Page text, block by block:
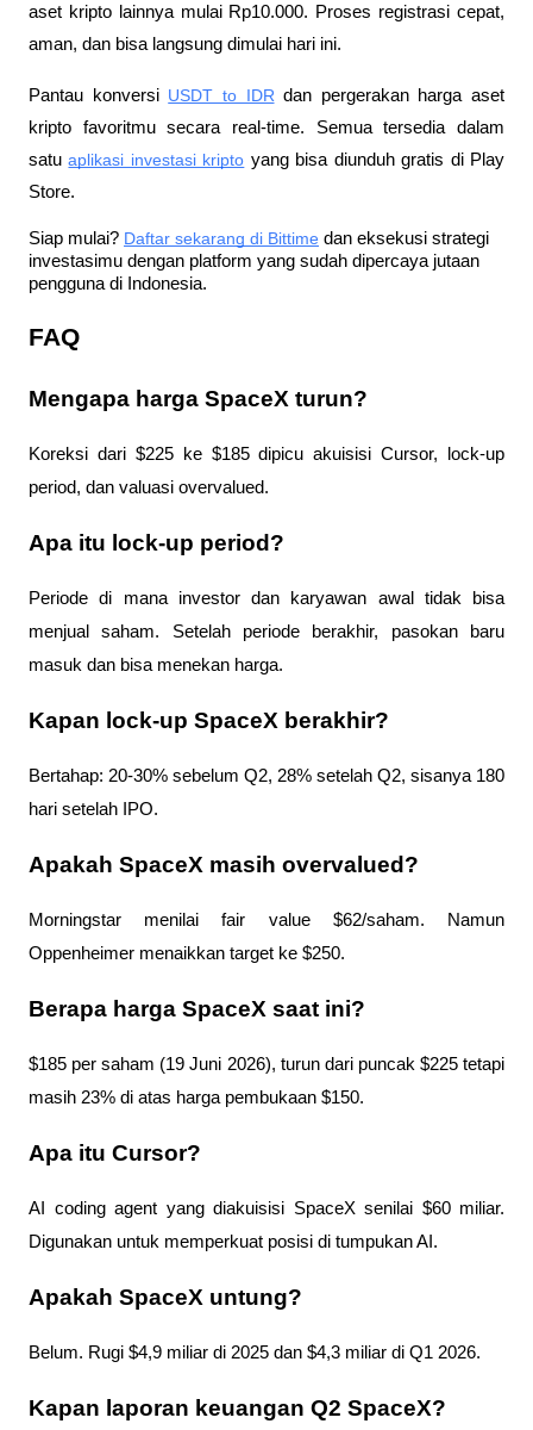
aset kripto lainnya mulai Rp10.000. Proses registrasi cepat,
aman, dan bisa langsung dimulai hari ini.
Pantau konversi USDT to IDR dan pergerakan harga aset
kripto favoritmu secara real-time. Semua tersedia dalam
satu aplikasi investasi kripto yang bisa diunduh gratis di Play
Store.
Siap mulai? Daftar sekarang di Bittime dan eksekusi strategi
investasimu dengan platform yang sudah dipercaya jutaan
pengguna di Indonesia.
FAQ
Mengapa harga SpaceX turun?
Koreksi dari $225 ke $185 dipicu akuisisi Cursor, lock-up
period, dan valuasi overvalued.
Apa itu lock-up period?
Periode di mana investor dan karyawan awal tidak bisa
menjual saham. Setelah periode berakhir, pasokan baru
masuk dan bisa menekan harga.
Kapan lock-up SpaceX berakhir?
Bertahap: 20-30% sebelum Q2, 28% setelah Q2, sisanya 180
hari setelah IPO.
Apakah SpaceX masih overvalued?
Morningstar menilai fair value $62/saham. Namun
Oppenheimer menaikkan target ke $250.
Berapa harga SpaceX saat ini?
$185 per saham (19 Juni 2026), turun dari puncak $225 tetapi
masih 23% di atas harga pembukaan $150.
Apa itu Cursor?
AI coding agent yang diakuisisi SpaceX senilai $60 miliar.
Digunakan untuk memperkuat posisi di tumpukan AI.
Apakah SpaceX untung?
Belum. Rugi $4,9 miliar di 2025 dan $4,3 miliar di Q1 2026.
Kapan laporan keuangan Q2 SpaceX?